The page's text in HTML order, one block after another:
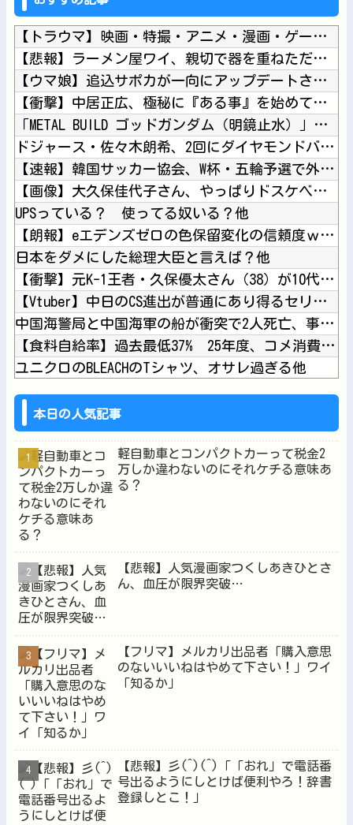
【トラウマ】映画・特撮・アニメ・漫画・ゲームで「主人公がガチ...
【悲報】ラーメン屋ワイ、親切で器を重ねただけなのにクソ店主に...
【ウマ娘】追込サポカが一向にアップデートされない理由…「これ...
【衝撃】中居正広、極秘に『ある事』を始めていたと判明する・・...
「METAL BUILD ゴッドガンダム（明鏡止水）」が展示...
ドジャース・佐々木朗希、2回にダイヤモンドバックス・アレナド...
【速報】韓国サッカー協会、W杯・五輪予選で外国審判員や監督官...
【画像】大久保佳代子さん、やっぱりドスケベだったｗｗｗｗｗｗ...
UPSっている？ 使ってる奴いる？他
【朗報】eエデンズゼロの色保留変化の信頼度ｗｗｗｗｗｗｗｗｗ...
日本をダメにした総理大臣と言えば？他
【衝撃】元K-1王者・久保優太さん（38）が10代女性と再婚...
【Vtuber】中日のCS進出が普通にあり得るセリーグ他
中国海警局と中国海軍の船が衝突で2人死亡、事故から約1年を経...
【食料自給率】過去最低37% 25年度、コメ消費減響く他
ユニクロのBLEACHのTシャツ、オサレ過ぎる他
本日の人気記事
軽自動車とコンパクトカーって税金2
万しか違わないのにそれケチる意味あ
る？
【悲報】人気漫画家つくしあきひとさ
ん、血圧が限界突破…
【フリマ】メルカリ出品者「購入意思
のないいいねはやめて下さい！」ワイ
「知るか」
【悲報】彡(^)(^)「「おれ」で電話番
号出るようにしとけば便利やろ！辞書
登録しとこ！」